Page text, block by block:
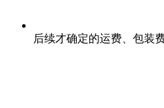
后续才确定的运费、包装